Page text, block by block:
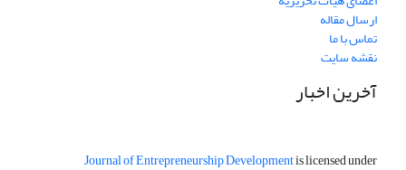
ارسال مقاله
تماس با ما
نقشه سایت
آخرین اخبار
Journal of Entrepreneurship Developmentis licensed under